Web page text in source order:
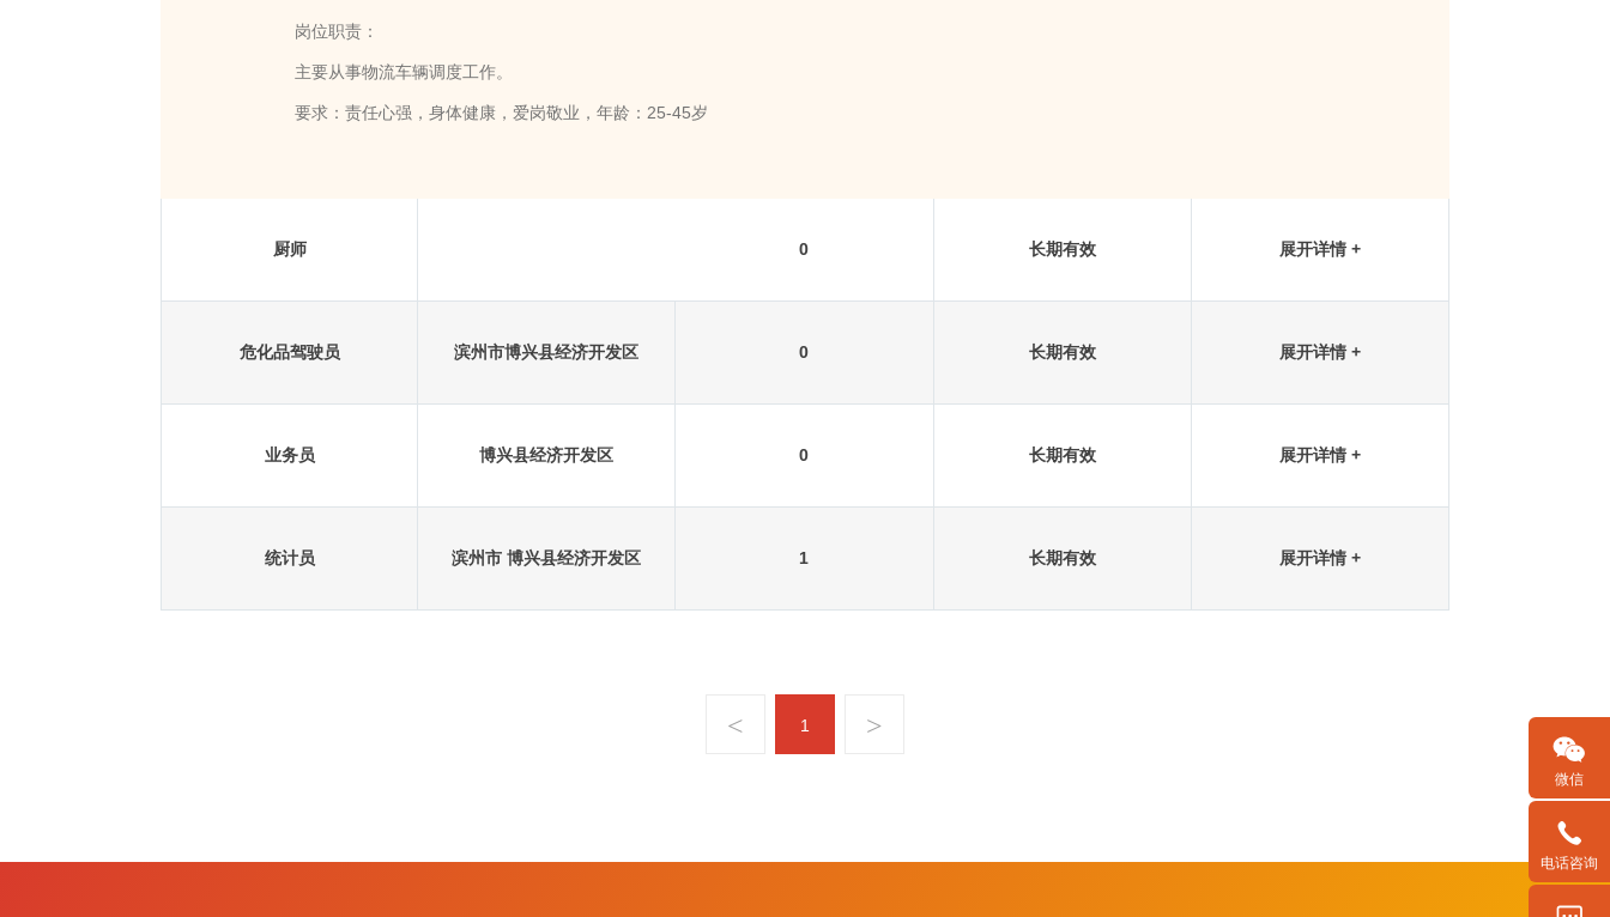
岗位职责：
主要从事物流车辆调度工作。
要求：责任心强，身体健康，爱岗敬业，年龄：25-45岁
厨师 0 长期有效 展开详情 +
危化品驾驶员 滨州市博兴县经济开发区 0 长期有效 展开详情 +
业务员 博兴县经济开发区 0 长期有效 展开详情 +
统计员 滨州市 博兴县经济开发区 1 长期有效 展开详情 +
1
微信
电话咨询